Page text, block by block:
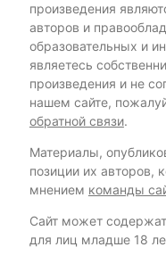
произведения
авторов и
образовательных и
являетесь
произведения и не
нашем сайте,
обратной связи.
Материалы,
позиции их авторов,
мнением команды
Сайт может
для лиц младше 18